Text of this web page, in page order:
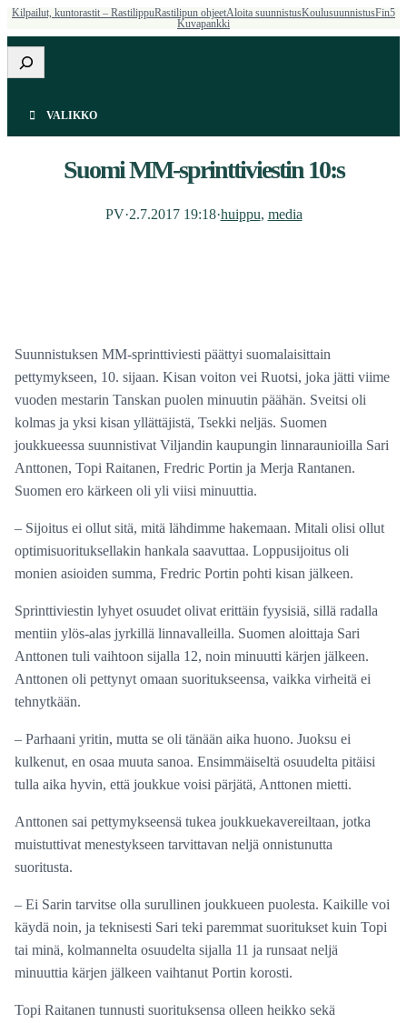
Kilpailut, kuntorastit – RastilippuRastilipun ohjeetAloita suunnistusKoulusuunnistusFin5
Kuvapankki
Etsi
VALIKKO
Suomi MM-sprinttiviestin 10:s
PV·2.7.2017 19:18·huippu, media
Suunnistuksen MM-sprinttiviesti päättyi suomalaisittain
pettymykseen, 10. sijaan. Kisan voiton vei Ruotsi, joka jätti viime
vuoden mestarin Tanskan puolen minuutin päähän. Sveitsi oli
kolmas ja yksi kisan yllättäjistä, Tsekki neljäs. Suomen
joukkueessa suunnistivat Viljandin kaupungin linnaraunioilla Sari
Anttonen, Topi Raitanen, Fredric Portin ja Merja Rantanen.
Suomen ero kärkeen oli yli viisi minuuttia.
– Sijoitus ei ollut sitä, mitä lähdimme hakemaan. Mitali olisi ollut
optimisuorituksellakin hankala saavuttaa. Loppusijoitus oli
monien asioiden summa, Fredric Portin pohti kisan jälkeen.
Sprinttiviestin lyhyet osuudet olivat erittäin fyysisiä, sillä radalla
mentiin ylös-alas jyrkillä linnavalleilla. Suomen aloittaja Sari
Anttonen tuli vaihtoon sijalla 12, noin minuutti kärjen jälkeen.
Anttonen oli pettynyt omaan suoritukseensa, vaikka virheitä ei
tehnytkään.
– Parhaani yritin, mutta se oli tänään aika huono. Juoksu ei
kulkenut, en osaa muuta sanoa. Ensimmäiseltä osuudelta pitäisi
tulla aika hyvin, että joukkue voisi pärjätä, Anttonen mietti.
Anttonen sai pettymykseensä tukea joukkuekavereiltaan, jotka
muistuttivat menestykseen tarvittavan neljä onnistunutta
suoritusta.
– Ei Sarin tarvitse olla surullinen joukkueen puolesta. Kaikille voi
käydä noin, ja teknisesti Sari teki paremmat suoritukset kuin Topi
tai minä, kolmannelta osuudelta sijalla 11 ja runsaat neljä
minuuttia kärjen jälkeen vaihtanut Portin korosti.
Topi Raitanen tunnusti suorituksensa olleen heikko sekä